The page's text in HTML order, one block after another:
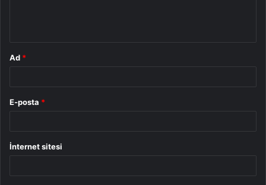
Ad *
E-posta *
İnternet sitesi